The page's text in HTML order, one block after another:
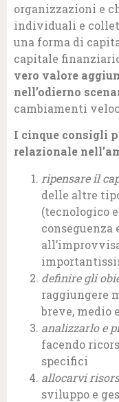
organizzazioni e
individuali e
una forma di
capitale
vero valore
nell’odierno
cambiamenti
I cinque consigli
relazionale
ripensare il
delle altre
(tecnologico
conseguenza
definire gli
raggiungere
breve, medio
analizzarlo e
facendo
specifici
allocarvi
sviluppo e